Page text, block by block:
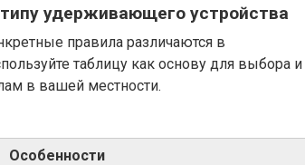
удерживающего устройства
правила различаются в
таблицу как основу для выбора и
в вашей местности.
Особенности